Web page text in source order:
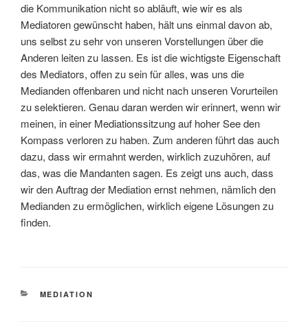
die Kommunikation nicht so abläuft, wie wir es als
Mediatoren gewünscht haben, hält uns einmal davon ab,
uns selbst zu sehr von unseren Vorstellungen über die
Anderen leiten zu lassen. Es ist die wichtigste Eigenschaft
des Mediators, offen zu sein für alles, was uns die
Medianden offenbaren und nicht nach unseren Vorurteilen
zu selektieren. Genau daran werden wir erinnert, wenn wir
meinen, in einer Mediationssitzung auf hoher See den
Kompass verloren zu haben. Zum anderen führt das auch
dazu, dass wir ermahnt werden, wirklich zuzuhören, auf
das, was die Mandanten sagen. Es zeigt uns auch, dass
wir den Auftrag der Mediation ernst nehmen, nämlich den
Medianden zu ermöglichen, wirklich eigene Lösungen zu
finden.
KATEGORIEN
MEDIATION